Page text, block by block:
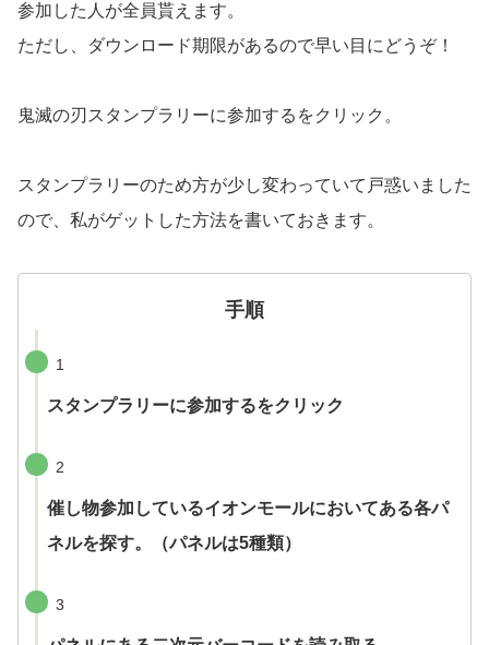
参加した人が全員貰えます。
ただし、ダウンロード期限があるので早い目にどうぞ！
鬼滅の刃スタンプラリーに参加するをクリック。
スタンプラリーのため方が少し変わっていて戸惑いました
ので、私がゲットした方法を書いておきます。
手順
1
スタンプラリーに参加するをクリック
2
催し物参加しているイオンモールにおいてある各パ
ネルを探す。（パネルは5種類）
3